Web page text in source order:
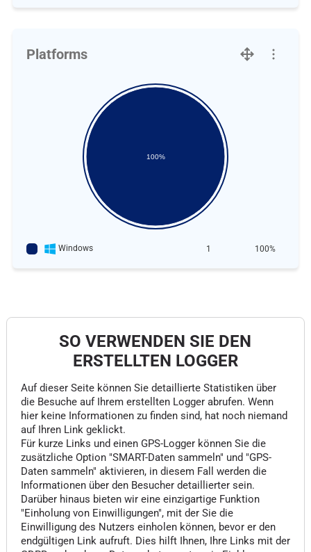
Platforms
100%
Windows 1 100%
SO VERWENDEN SIE DEN
ERSTELLTEN LOGGER
Auf dieser Seite können Sie detaillierte Statistiken über
die Besuche auf Ihrem erstellten Logger abrufen. Wenn
hier keine Informationen zu finden sind, hat noch niemand
auf Ihren Link geklickt.
Für kurze Links und einen GPS-Logger können Sie die
zusätzliche Option "SMART-Daten sammeln" und "GPS-
Daten sammeln" aktivieren, in diesem Fall werden die
Informationen über den Besucher detaillierter sein.
Darüber hinaus bieten wir eine einzigartige Funktion
"Einholung von Einwilligungen", mit der Sie die
Einwilligung des Nutzers einholen können, bevor er den
endgültigen Link aufruft. Dies hilft Ihnen, Ihre Links mit der